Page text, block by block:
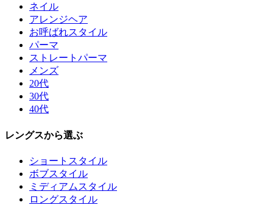
ネイル
アレンジヘア
お呼ばれスタイル
パーマ
ストレートパーマ
メンズ
20代
30代
40代
レングスから選ぶ
ショートスタイル
ボブスタイル
ミディアムスタイル
ロングスタイル